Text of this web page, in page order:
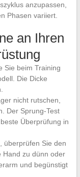
anzupassen,
Phasen variiert.
an Ihren
Sie beim Training
Die Dicke
nicht rutschen,
Der Sprung-Test
Überprüfung in
überprüfen Sie den
Hand zu dünn oder
und begünstigt